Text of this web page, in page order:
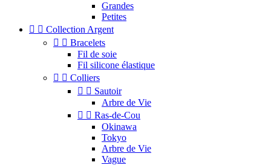
Grandes
Petites
  Collection Argent
  Bracelets
Fil de soie
Fil silicone élastique
  Colliers
  Sautoir
Arbre de Vie
  Ras-de-Cou
Okinawa
Tokyo
Arbre de Vie
Vague